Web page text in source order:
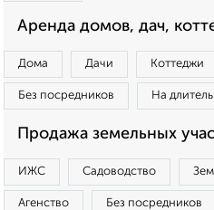
Аренда домов, дач,
Дома Дачи Коттеджи
Без посредников На
Продажа земельных
ИЖС Садоводство
Агенство Без посредников